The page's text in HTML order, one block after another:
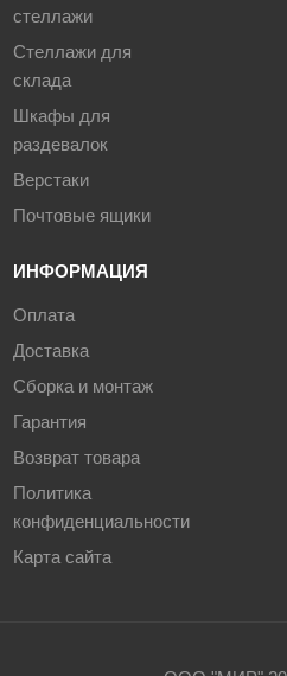
стеллажи
Стеллажи для
склада
Шкафы для
раздевалок
Верстаки
Почтовые ящики
ИНФОРМАЦИЯ
Оплата
Доставка
Сборка и монтаж
Гарантия
Возврат товара
Политика
конфиденциальности
Карта сайта